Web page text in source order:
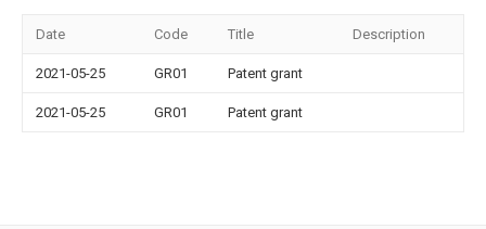
Date Code Title Description
2021-05-25 GR01 Patent grant
2021-05-25 GR01 Patent grant